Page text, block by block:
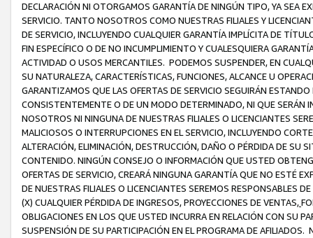
DECLARACIÓN NI OTORGAMOS GARANTÍA DE NINGÚN TIPO, YA SEA
SERVICIO. TANTO NOSOTROS COMO NUESTRAS FILIALES Y
DE SERVICIO, INCLUYENDO CUALQUIER GARANTÍA IMPLÍCITA DE
FIN ESPECÍFICO O DE NO INCUMPLIMIENTO Y CUALESQUIERA
ACTIVIDAD O USOS MERCANTILES. PODEMOS SUSPENDER, EN
SU NATURALEZA, CARACTERÍSTICAS, FUNCIONES, ALCANCE U
GARANTIZAMOS QUE LAS OFERTAS DE SERVICIO SEGUIRÁN
CONSISTENTEMENTE O DE UN MODO DETERMINADO, NI QUE SERÁN
NOSOTROS NI NINGUNA DE NUESTRAS FILIALES O LICENCIANTES
MALICIOSOS O INTERRUPCIONES EN EL SERVICIO, INCLUYENDO
ALTERACIÓN, ELIMINACIÓN, DESTRUCCIÓN, DAÑO O PÉRDIDA DE SU
CONTENIDO. NINGÚN CONSEJO O INFORMACIÓN QUE USTED
OFERTAS DE SERVICIO, CREARÁ NINGUNA GARANTÍA QUE NO ESTÉ
DE NUESTRAS FILIALES O LICENCIANTES SEREMOS RESPONSABLES
(X) CUALQUIER PÉRDIDA DE INGRESOS, PROYECCIONES DE VENTAS,
OBLIGACIONES EN LOS QUE USTED INCURRA EN RELACIÓN CON SU
SUSPENSIÓN DE SU PARTICIPACIÓN EN EL PROGRAMA DE